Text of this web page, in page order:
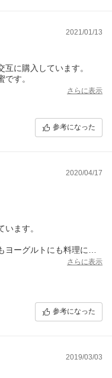
2021/01/13
に購入しています。
す。
さらに表示
参考になった
2020/04/17
ます。
ーグルトにも料理にも
さらに表示
参考になった
2019/03/03